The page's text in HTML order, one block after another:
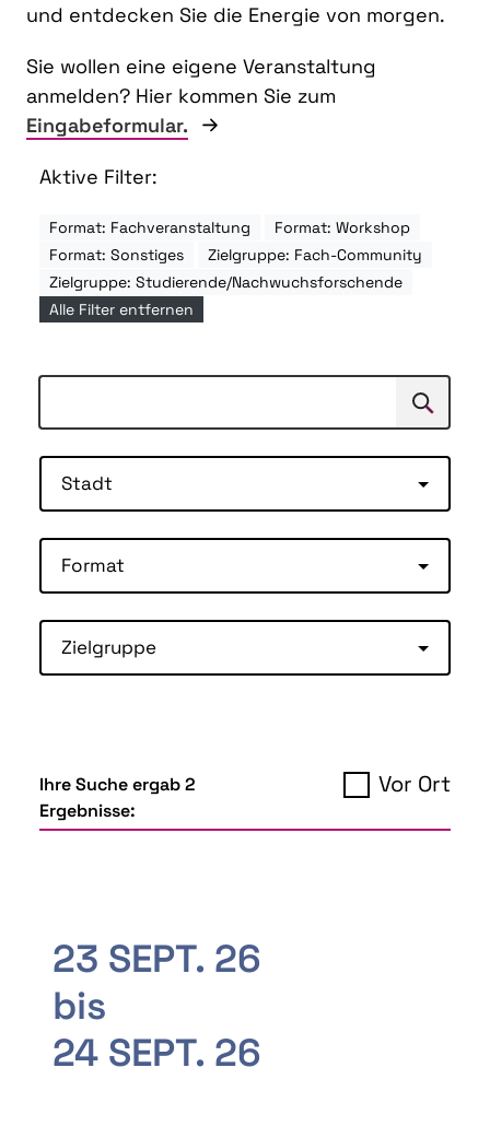
und entdecken Sie die Energie von morgen.
Sie wollen eine eigene Veranstaltung
anmelden? Hier kommen Sie zum
Eingabeformular.
Aktive Filter:
Format: Fachveranstaltung
Format: Workshop
Format: Sonstiges
Zielgruppe: Fach-Community
Zielgruppe: Studierende/Nachwuchsforschende
Alle Filter entfernen
Suchen
Stadt
Format
Zielgruppe
Ihre Suche ergab 2
Ergebnisse:
Vor Ort
23 SEPT. 26
bis
24 SEPT. 26